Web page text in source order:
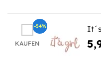
KAUFEN
-54%